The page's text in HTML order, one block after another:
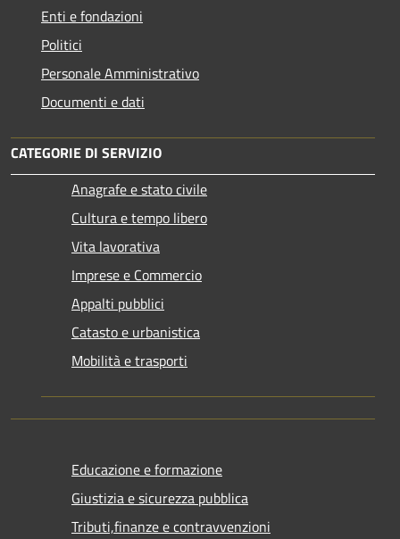
Enti e fondazioni
Politici
Personale Amministrativo
Documenti e dati
CATEGORIE DI SERVIZIO
Anagrafe e stato civile
Cultura e tempo libero
Vita lavorativa
Imprese e Commercio
Appalti pubblici
Catasto e urbanistica
Mobilità e trasporti
Educazione e formazione
Giustizia e sicurezza pubblica
Tributi,finanze e contravvenzioni